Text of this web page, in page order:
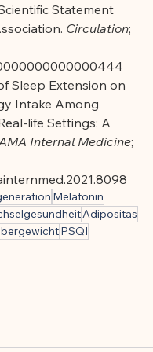
Statement
Circulation;
Sleep Extension on
Intake Among
life Settings: A
Internal Medicine;
Melatonin
Adipositas
PSQI